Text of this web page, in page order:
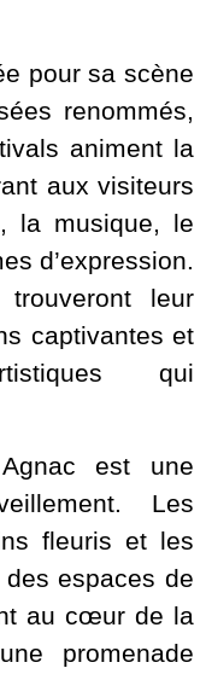
pour sa scène
renommés,
animent la
aux visiteurs
la musique, le
d’expression.
leur
captivantes et
qui
est une
Les
fleuris et les
des espaces de
au cœur de la
promenade